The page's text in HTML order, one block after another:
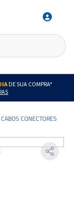
DE SUA COMPRA*
CABOS CONECTORES